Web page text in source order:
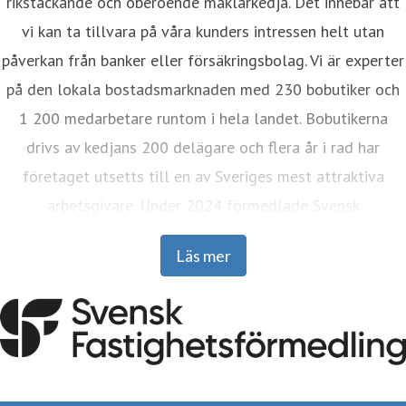
Läs mer
vi kan ta tillvara på våra kunders intressen helt utan
påverkan från banker eller försäkringsbolag. Vi är experter
på den lokala bostadsmarknaden med 230 bobutiker och
1 200 medarbetare runtom i hela landet. Bobutikerna
drivs av kedjans 200 delägare och flera år i rad har
företaget utsetts till en av Sveriges mest attraktiva
arbetsgivare. Under 2024 förmedlade Svensk
Fastighetsförmedling drygt 22 000 bostäder. I mer än 85
år har vi fått folk att känna sig hemma, vilket faktiskt gör